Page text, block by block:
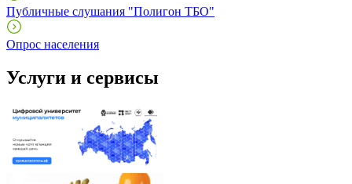
Публичные слушания "Полигон ТБО"
Опрос населения
Услуги и сервисы